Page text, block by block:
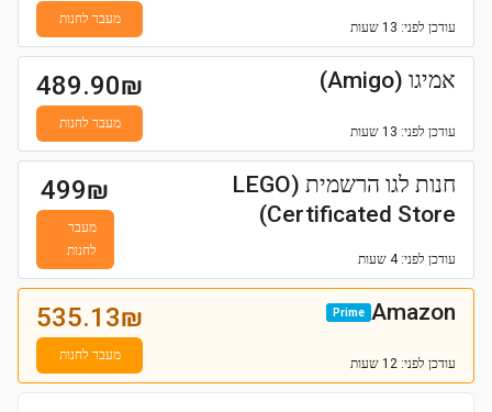
עודכן לפני: 13 שעות
מעבר לחנות
אמיגו (Amigo)
עודכן לפני: 13 שעות
489.90₪
מעבר לחנות
חנות לגו הרשמית (LEGO
Certificated Store)
עודכן לפני: 4 שעות
499₪
מעבר
לחנות
Amazon
Prime
עודכן לפני: 12 שעות
535.13₪
מעבר לחנות